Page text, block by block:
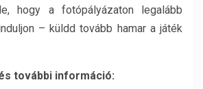
hogy a fotópályázaton legalább
– küldd tovább hamar a játék
további információ: